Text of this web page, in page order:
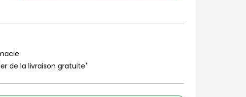
de la livraison gratuite*